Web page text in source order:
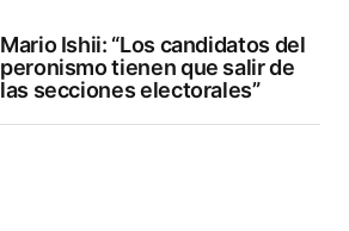
Mario Ishii: “Los candidatos del
peronismo tienen que salir de
las secciones electorales”